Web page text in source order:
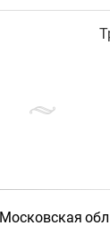
Московская обл